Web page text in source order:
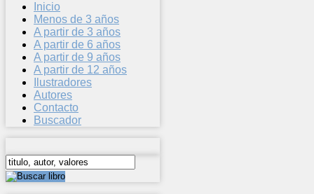
Inicio
Menos de 3 años
A partir de 3 años
A partir de 6 años
A partir de 9 años
A partir de 12 años
Ilustradores
Autores
Contacto
Buscador